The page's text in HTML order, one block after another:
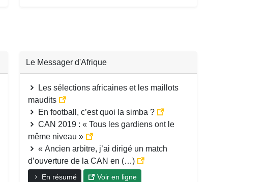
Le Messager d'Afrique
Les sélections africaines et les maillots
maudits
En football, c’est quoi la simba ?
CAN 2019 : « Tous les gardiens ont le
même niveau »
« Ancien arbitre, j’ai dirigé un match
d’ouverture de la CAN en (…)
En résumé Voir en ligne